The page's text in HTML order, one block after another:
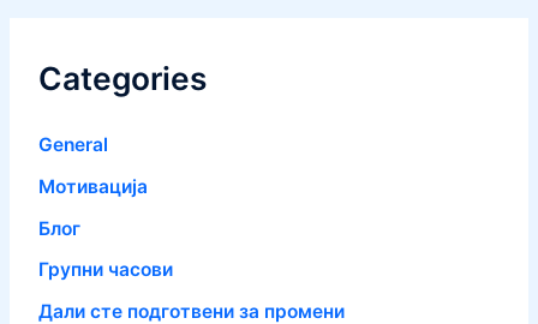
Categories
General
Mотивација
Блог
Групни часови
Дали сте подготвени за промени